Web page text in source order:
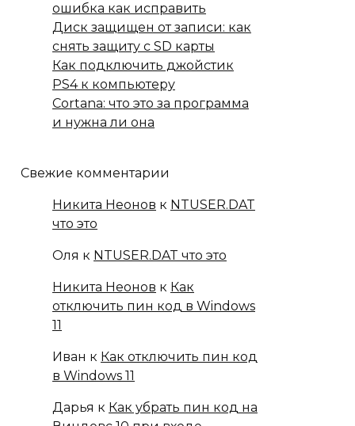
ошибка как исправить
Диск защищен от записи: как
снять защиту с SD карты
Как подключить джойстик
PS4 к компьютеру
Cortana: что это за программа
и нужна ли она
Свежие комментарии
Никита Неонов к NTUSER.DAT
что это
Оля к NTUSER.DAT что это
Никита Неонов к Как
отключить пин код в Windows
11
Иван к Как отключить пин код
в Windows 11
Дарья к Как убрать пин код на